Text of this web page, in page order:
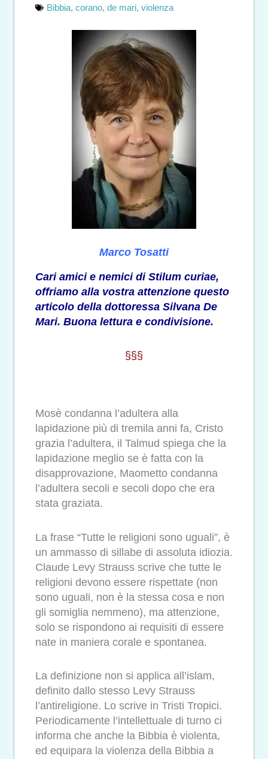
Bibbia, corano, de mari, violenza
Marco Tosatti
Cari amici e nemici di Stilum curiae,
offriamo alla vostra attenzione questo
articolo della dottoressa Silvana De
Mari. Buona lettura e condivisione.
§§§
Mosè condanna l’adultera alla
lapidazione più di tremila anni fa, Cristo
grazia l’adultera, il Talmud spiega che la
lapidazione meglio se è fatta con la
disapprovazione, Maometto condanna
l’adultera secoli e secoli dopo che era
stata graziata.
La frase “Tutte le religioni sono uguali”, è
un ammasso di sillabe di assoluta idiozia.
Claude Levy Strauss scrive che tutte le
religioni devono essere rispettate (non
sono uguali, non è la stessa cosa e non
gli somiglia nemmeno), ma attenzione,
solo se rispondono ai requisiti di essere
nate in maniera corale e spontanea.
La definizione non si applica all’islam,
definito dallo stesso Levy Strauss
l’antireligione. Lo scrive in Tristi Tropici.
Periodicamente l’intellettuale di turno ci
informa che anche la Bibbia è violenta,
ed equipara la violenza della Bibbia a